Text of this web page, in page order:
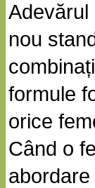
Adevărul
nou
formule
orice
Când o